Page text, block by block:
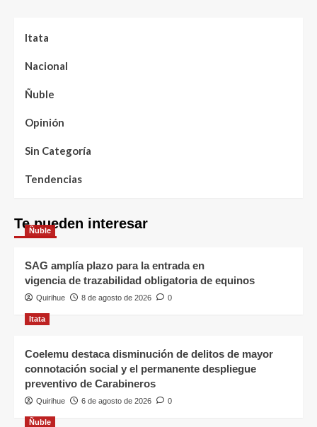
Itata
Nacional
Ñuble
Opinión
Sin Categoría
Tendencias
Te pueden interesar
Ñuble
SAG amplía plazo para la entrada en
vigencia de trazabilidad obligatoria de equinos
Quirihue 8 de agosto de 2026 0
Itata
Coelemu destaca disminución de delitos de mayor
connotación social y el permanente despliegue
preventivo de Carabineros
Quirihue 6 de agosto de 2026 0
Ñuble